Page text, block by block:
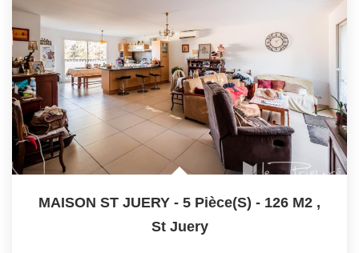
MAISON ST JUERY - 5 Pièce(s) - 126 M2 ,
St Juery